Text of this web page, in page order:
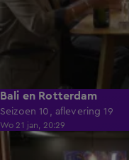
Bali en Rotterdam
Seizoen 10, aflevering 19
Wo 21 jan, 20:29
40:34